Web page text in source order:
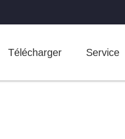
Télécharger Service